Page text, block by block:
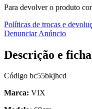
Para devolver o produto
Políticas de trocas e
Denunciar Anúncio
Descrição e
Código bc55bkjhcd
Marca: VIX